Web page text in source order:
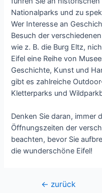
Nationalparks und zu
Wer Interesse an
Besuch der
wie z. B. die Burg Eltz,
Eifel eine Reihe von
Geschichte, Kunst und
gibt es zahlreiche
Kletterparks und
Denken Sie daran, immer
Öffnungszeiten der
beachten, bevor Sie
die wunderschöne Eifel!
Beitragsnavigation
← zurück